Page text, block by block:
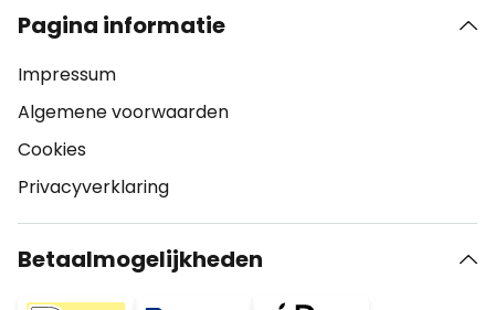
Pagina informatie
Impressum
Algemene voorwaarden
Cookies
Privacyverklaring
Betaalmogelijkheden